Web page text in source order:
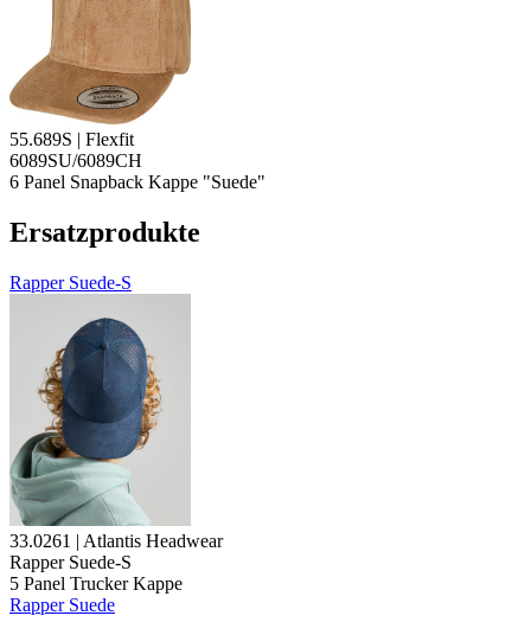
55.689S | Flexfit
6089SU/6089CH
6 Panel Snapback Kappe "Suede"
Ersatzprodukte
Rapper Suede-S
33.0261 | Atlantis Headwear
Rapper Suede-S
5 Panel Trucker Kappe
Rapper Suede